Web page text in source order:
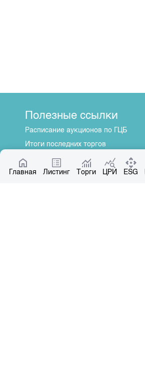
Главная Листинг Торги ЦРИ ESG
Полезные ссылки
Расписание аукционов по ГЦБ
Итоги последних торгов
Котировки по ЦБ
Центр раскрытия информации